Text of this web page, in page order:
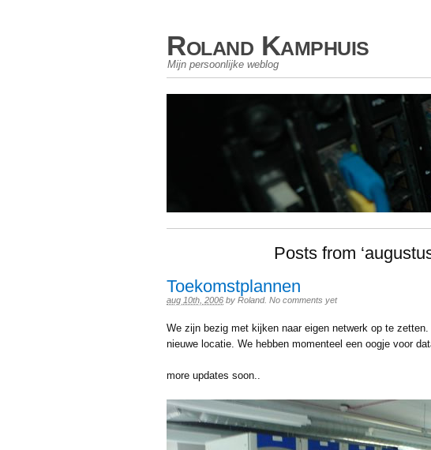
Roland Kamphuis
Mijn persoonlijke weblog
Posts from
Toekomstplannen
aug 10th, 2006 by Roland. No comments yet
We zijn bezig met kijken naar eigen netwerk op te
nieuwe locatie. We hebben momenteel een oogje voor
more updates soon..